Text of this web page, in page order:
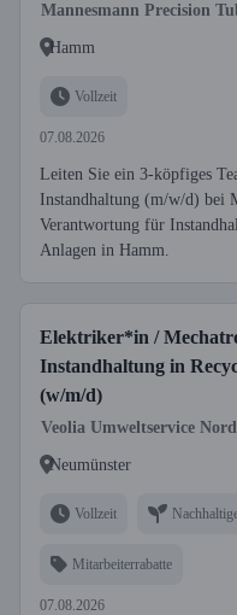
Mannesmann Precision
Hamm
Vollzeit
07.08.2026
Leiten Sie ein 3-köpfiges
Instandhaltung (m/w/d) bei
Verantwortung für
Anlagen in Hamm.
Elektriker*in /
Instandhaltung in
(w/m/d)
Veolia Umweltservice
Neumünster
Vollzeit
Mitarbeiterrabatte
07.08.2026